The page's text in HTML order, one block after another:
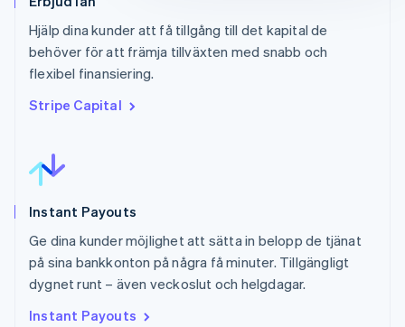
Hjälp dina kunder att få tillgång till det kapital de
behöver för att främja tillväxten med snabb och
flexibel finansiering.
Stripe Capital
Instant Payouts
Ge dina kunder möjlighet att sätta in belopp de tjänat
på sina bankkonton på några få minuter. Tillgängligt
dygnet runt – även veckoslut och helgdagar.
Instant Payouts